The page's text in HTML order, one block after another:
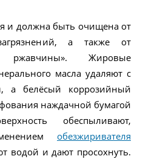
и должна быть очищена от
а также от
ржавчины». Жировые
масла удаляют с
а белёсый коррозийный
наждачной бумагой
обеспыливают,
обезжиривателя
водой и дают просохнуть.